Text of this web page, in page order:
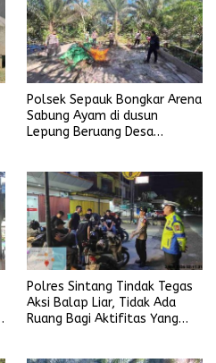
Polsek Sepauk Bongkar Arena
Sabung Ayam di dusun
Lepung Beruang Desa
Polres Sintang Tindak Tegas
Aksi Balap Liar, Tidak Ada
Ruang Bagi Aktifitas Yang